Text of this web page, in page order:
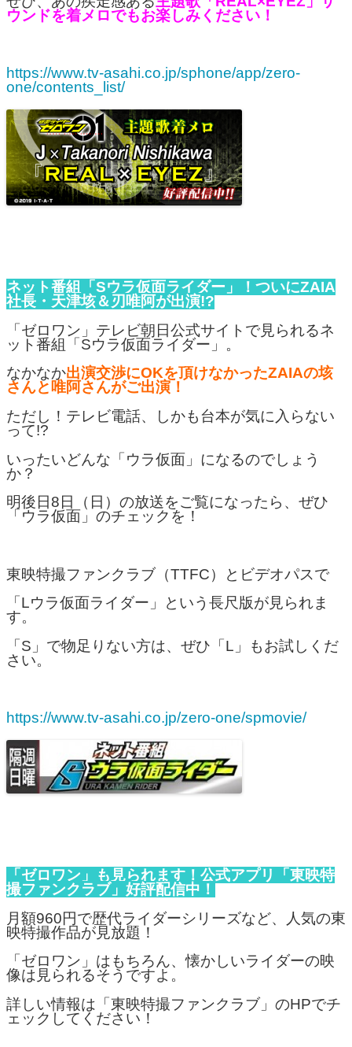
ウンドを着メロでもお楽しみください！
https://www.tv-asahi.co.jp/sphone/app/zero-
one/contents_list/
ネット番組「Sウラ仮面ライダー」！ついにZAIA
社長・天津垓＆刃唯阿が出演!?
「ゼロワン」テレビ朝日公式サイトで見られるネ
ット番組「Sウラ仮面ライダー」。
なかなか出演交渉にOKを頂けなかったZAIAの垓
さんと唯阿さんがご出演！
ただし！テレビ電話、しかも台本が気に入らない
って!?
いったいどんな「ウラ仮面」になるのでしょう
か？
明後日8日（日）の放送をご覧になったら、ぜひ
「ウラ仮面」のチェックを！
東映特撮ファンクラブ（TTFC）とビデオパスで
「Lウラ仮面ライダー」という長尺版が見られま
す。
「S」で物足りない方は、ぜひ「L」もお試しくだ
さい。
https://www.tv-asahi.co.jp/zero-one/spmovie/
「ゼロワン」も見られます！公式アプリ「東映特
撮ファンクラブ」好評配信中！
月額960円で歴代ライダーシリーズなど、人気の東
映特撮作品が見放題！
「ゼロワン」はもちろん、懐かしいライダーの映
像は見られるそうですよ。
詳しい情報は「東映特撮ファンクラブ」のHPでチ
ェックしてください！